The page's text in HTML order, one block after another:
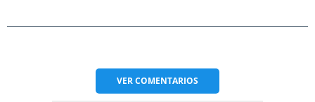
VERCOMENTARIOS